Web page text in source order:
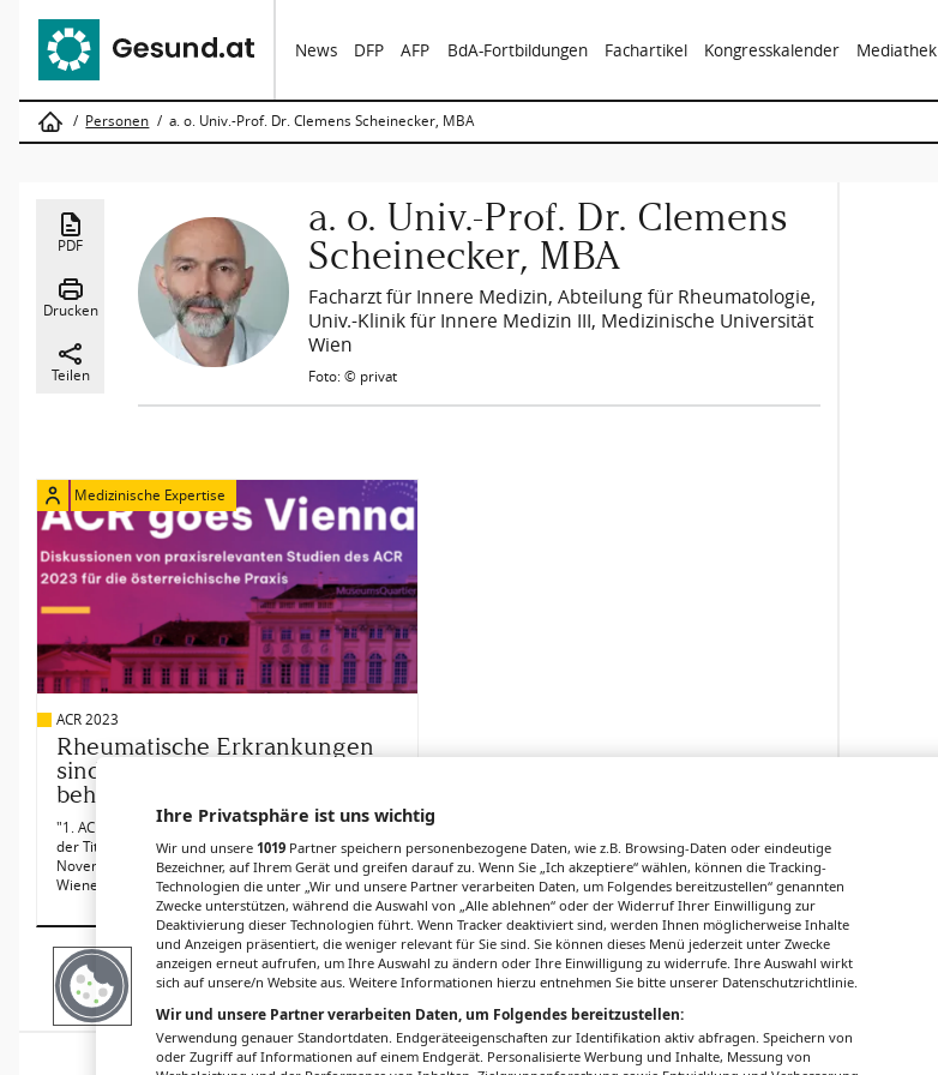
News DFP AFP BdA-Fortbildungen Fachartikel Kongresskalender Mediathek
Personen a. o. Univ.-Prof. Dr. Clemens Scheinecker, MBA
PDF
Drucken
Teilen
a. o. Univ.-Prof. Dr. Clemens
Scheinecker, MBA
Facharzt für Innere Medizin, Abteilung für Rheumatologie,
Univ.-Klinik für Innere Medizin III, Medizinische Universität
Wien
Foto: © privat
Medizinische Expertise
ACR 2023
Rheumatische Erkrankungen
sind immer besser
beherrschbar
"1. ACR goes Vienna – The Austrian Summit" lautete
der Titel der Veranstaltung, zu der sich am 23.
November 2023 zahlreiche Rheumatolog:innen im
Wiener MuseumsQuartier versammelten.
Mehr Inhalte laden
Ihre Privatsphäre ist uns wichtig
Wir und unsere 1019 Partner speichern personenbezogene Daten, wie z.B. Browsing-Daten oder eindeutige
Bezeichner, auf Ihrem Gerät und greifen darauf zu. Wenn Sie „Ich akzeptiere“ wählen, können die Tracking-
Technologien die unter „Wir und unsere Partner verarbeiten Daten, um Folgendes bereitzustellen“ genannten
Zwecke unterstützen, während die Auswahl von „Alle ablehnen“ oder der Widerruf Ihrer Einwilligung zur
Deaktivierung dieser Technologien führt. Wenn Tracker deaktiviert sind, werden Ihnen möglicherweise Inhalte
und Anzeigen präsentiert, die weniger relevant für Sie sind. Sie können dieses Menü jederzeit unter Zwecke
anzeigen erneut aufrufen, um Ihre Auswahl zu ändern oder Ihre Einwilligung zu widerrufe. Ihre Auswahl wirkt
sich auf unsere/n Website aus. Weitere Informationen hierzu entnehmen Sie bitte unserer Datenschutzrichtlinie.
Wir und unsere Partner verarbeiten Daten, um Folgendes bereitzustellen:
Verwendung genauer Standortdaten. Endgeräteeigenschaften zur Identifikation aktiv abfragen. Speichern von
oder Zugriff auf Informationen auf einem Endgerät. Personalisierte Werbung und Inhalte, Messung von